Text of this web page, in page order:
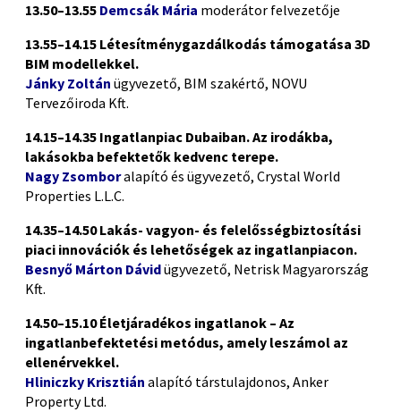
13.50–13.55 Demcsák Mária moderátor felvezetője
13.55–14.15 Létesítménygazdálkodás támogatása 3D
BIM modellekkel.
Jánky Zoltán ügyvezető, BIM szakértő, NOVU
Tervezőiroda Kft.
14.15–14.35 Ingatlanpiac Dubaiban. Az irodákba,
lakásokba befektetők kedvenc terepe.
Nagy Zsomboralapító és ügyvezető, Crystal World
Properties L.L.C.
14.35–14.50Lakás- vagyon- és felelősségbiztosítási
piaci innovációk és lehetőségek az ingatlanpiacon.
Besnyő Márton Dávidügyvezető, Netrisk Magyarország
Kft.
14.50–15.10 Életjáradékos ingatlanok – Az
ingatlanbefektetési metódus, amely leszámol az
ellenérvekkel.
Hliniczky Krisztián alapító társtulajdonos, Anker
Property Ltd.